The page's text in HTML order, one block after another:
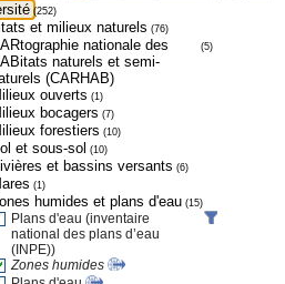
(252)
et milieux naturels (76)
nationale des
naturels et semi-
(CARHAB)
(5)
ouverts (1)
bocagers (7)
forestiers (10)
et sous-sol (10)
et bassins versants (6)
(1)
humides et plans d'eau (15)
Plans d'eau (inventaire
national des plans d’eau
(INPE))
Zones humides